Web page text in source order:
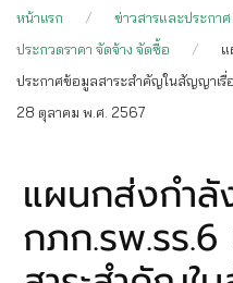
หน้าแรก ข่าวสารและประกาศ
ประกวดราคา จัดจ้าง จัดซื้อ
แ
ประกาศข้อมูลสาระสำคัญในสัญญาเรื่อ
28 ตุลาคม พ.ศ. 2567
แผนกส่งกำ
กภก.รพ.รร